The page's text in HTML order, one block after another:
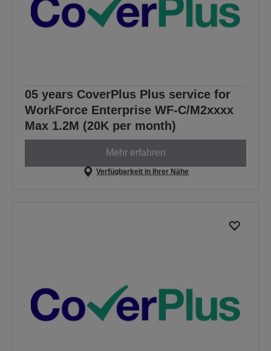
05 years CoverPlus Plus service for
WorkForce Enterprise WF-C/M2xxxx
Max 1.2M (20K per month)
Mehr erfahren
Verfügbarkeit in Ihrer Nähe